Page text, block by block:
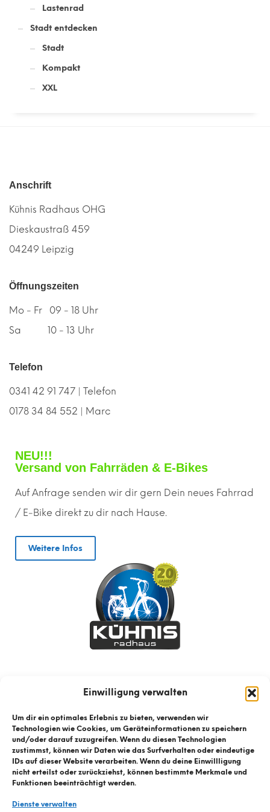
Einwilligung verwalten
Um dir ein optimales Erlebnis zu bieten, verwenden wir
Technologien wie Cookies, um Geräteinformationen zu speichern
und/oder darauf zuzugreifen. Wenn du diesen Technologien
zustimmst, können wir Daten wie das Surfverhalten oder eindeutige
IDs auf dieser Website verarbeiten. Wenn du deine Einwillligung
nicht erteilst oder zurückziehst, können bestimmte Merkmale und
Funktionen beeinträchtigt werden.
Dienste verwalten
Lastenrad
Stadt entdecken
Stadt
Kompakt
XXL
Anschrift
Kühnis Radhaus OHG
Dieskaustraß 459
04249 Leipzig
Öffnungszeiten
Mo - Fr 09 - 18 Uhr
Sa 10 - 13 Uhr
Telefon
0341 42 91 747 | Telefon
0178 34 84 552 | Marc
NEU!!!
Versand von Fahrräden & E-Bikes
Auf Anfrage senden wir dir gern Dein neues Fahrrad
/ E-Bike direkt zu dir nach Hause.
Weitere Infos